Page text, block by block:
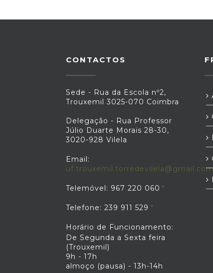
CONTACTOS
Sede - Rua da Escola nº2,
Trouxemil 3025-070 Coimbra
Delegação - Rua Professor
Júlio Duarte Morais 28-30,
3020-928 Vilela
Email:
Telemóvel: 967 220 060
Telefone: 239 911 529
Horário de Funcionamento:
De Segunda a Sexta feira
(Trouxemil)
9h - 17h
almoço (pausa) - 13h-14h